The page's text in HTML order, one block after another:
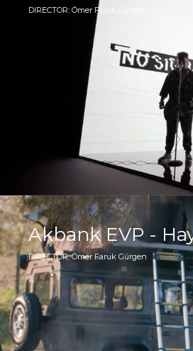
DIRECTOR: Ömer Faruk Gürgen
Akbank EVP -
DIRECTOR: Ömer Faruk Gürgen